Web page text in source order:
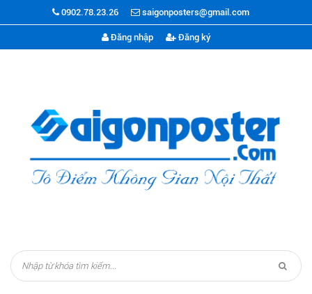
0902.78.23.26 saigonposters@gmail.com
Đăng nhập Đăng ký